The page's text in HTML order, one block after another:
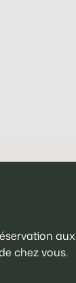
aux
chez vous.